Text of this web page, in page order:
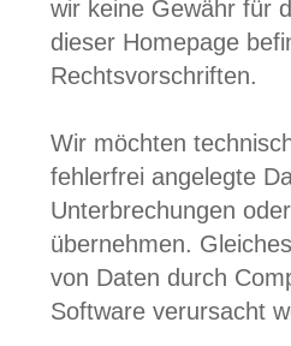
wir keine Gewähr für
dieser Homepage
Rechtsvorschriften.
Wir möchten
fehlerfrei angelegte
Unterbrechungen
übernehmen.
von Daten durch
Software verursacht